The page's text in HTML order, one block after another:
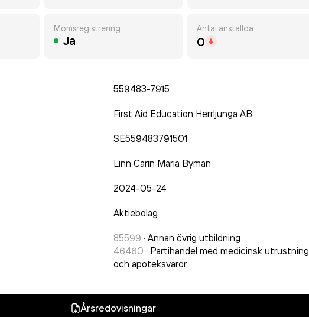
Momsregistrering
Ja
Antal anställda
0
559483-7915
First Aid Education Herrljunga AB
SE559483791501
Linn Carin Maria Byman
2024-05-24
Aktiebolag
85599 · Annan övrig utbildning
46460 · Partihandel med medicinsk utrustning
och apoteksvaror
Årsredovisningar